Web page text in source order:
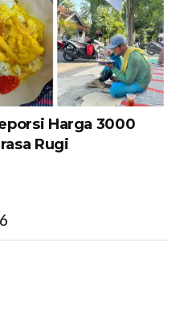
Harga 3000
Rugi